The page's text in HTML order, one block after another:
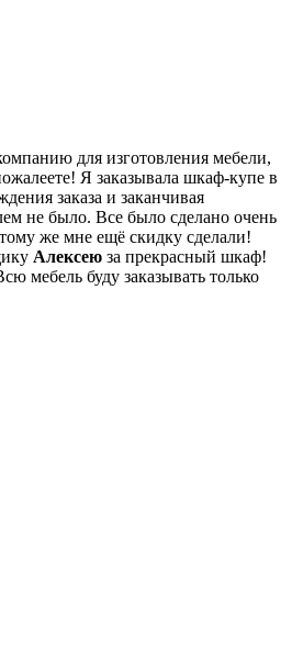
для изготовления мебели,
Я заказывала шкаф-купе в
заказа и заканчивая
не было. Все было сделано очень
же мне ещё скидку сделали!
Алексею за прекрасный шкаф!
мебель буду заказывать только